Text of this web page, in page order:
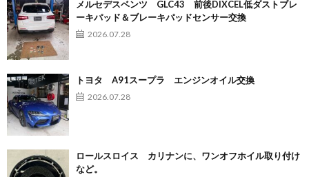
メルセデスベンツ GLC43 前後DIXCEL低ダストブレ
ーキパッド＆ブレーキパッドセンサー交換
2026.07.28
トヨタ A91スープラ エンジンオイル交換
2026.07.28
ロールスロイス カリナンに、ワンオフホイル取り付け
など。